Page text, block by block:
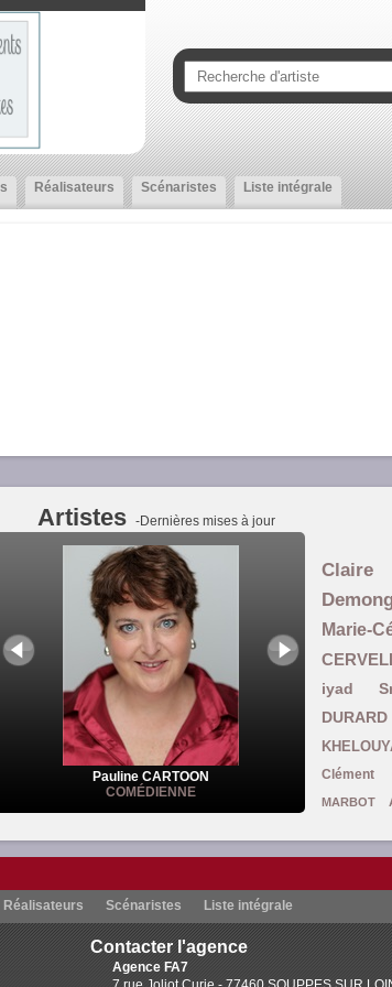
Réalisateurs Scénaristes Liste intégrale
Artistes -Dernières mises à jour
Pauline CARTOON
COMÉDIENNE
Claire
Marie-
iyad
DURARD
Clément
MARBOT
Carine
Guillemette
Réalisateurs Scénaristes Liste intégrale
Contacter l'agence
Agence FA7